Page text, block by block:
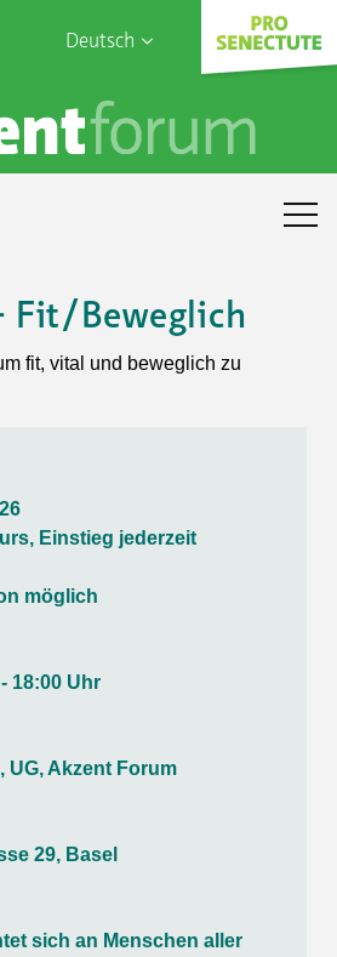
Deutsch
English
Français
Fit/Beweglich
fit, vital und beweglich zu
Einstieg jederzeit
möglich
18:00 Uhr
UG, Akzent Forum
29, Basel
sich an Menschen aller